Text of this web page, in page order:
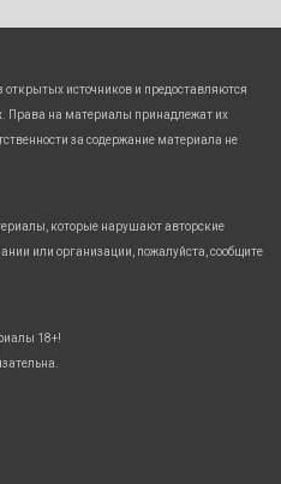
источников и предоставляются
Права на материалы принадлежат их
за содержание материала не
которые нарушают авторские
или организации, пожалуйста, сообщите
18+!